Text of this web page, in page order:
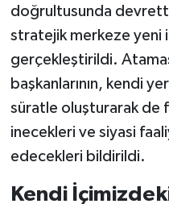
doğrultusunda
stratejik merkeze yeni il
gerçekleştirildi.
başkanlarının, kendi
süratle oluşturarak de
inecekleri ve siyasi
edecekleri bildirildi.
Kendi